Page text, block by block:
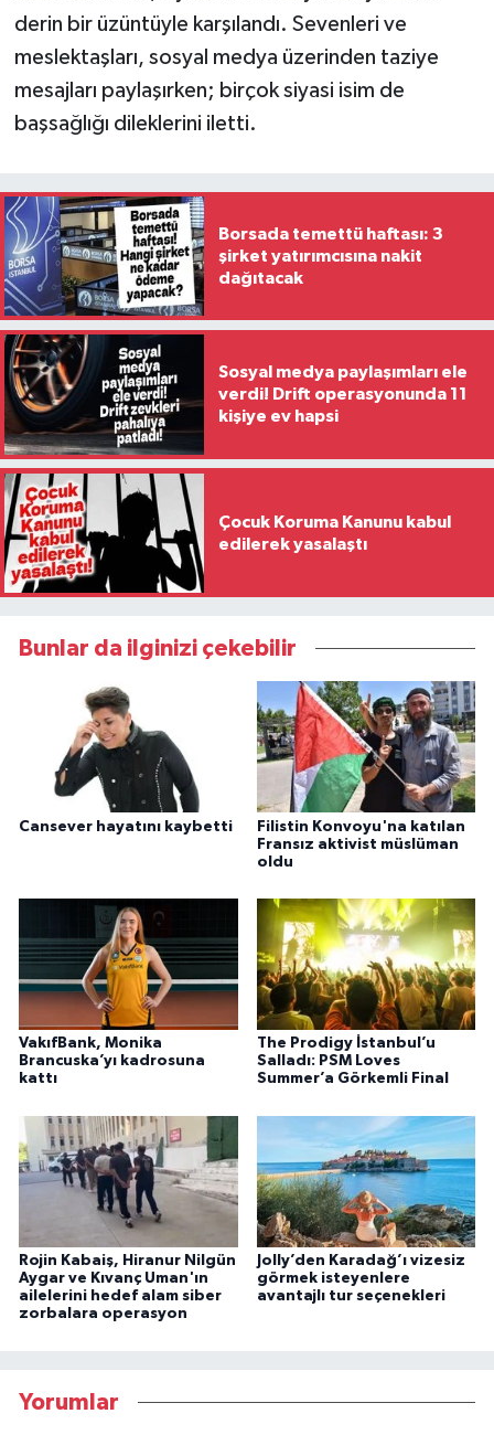
derin bir üzüntüyle karşılandı. Sevenleri ve
meslektaşları, sosyal medya üzerinden taziye
mesajları paylaşırken; birçok siyasi isim de
başsağlığı dileklerini iletti.
Borsada temettü haftası: 3
şirket yatırımcısına nakit
dağıtacak
Sosyal medya paylaşımları ele
verdi! Drift operasyonunda 11
kişiye ev hapsi
Çocuk Koruma Kanunu kabul
edilerek yasalaştı
Bunlar da ilginizi çekebilir
Cansever hayatını kaybetti
Filistin Konvoyu'na katılan
Fransız aktivist müslüman
oldu
VakıfBank, Monika
Brancuska’yı kadrosuna
kattı
The Prodigy İstanbul’u
Salladı: PSM Loves
Summer’a Görkemli Final
Rojin Kabaiş, Hiranur Nilgün
Aygar ve Kıvanç Uman'ın
ailelerini hedef alam siber
zorbalara operasyon
Jolly’den Karadağ’ı vizesiz
görmek isteyenlere
avantajlı tur seçenekleri
Yorumlar